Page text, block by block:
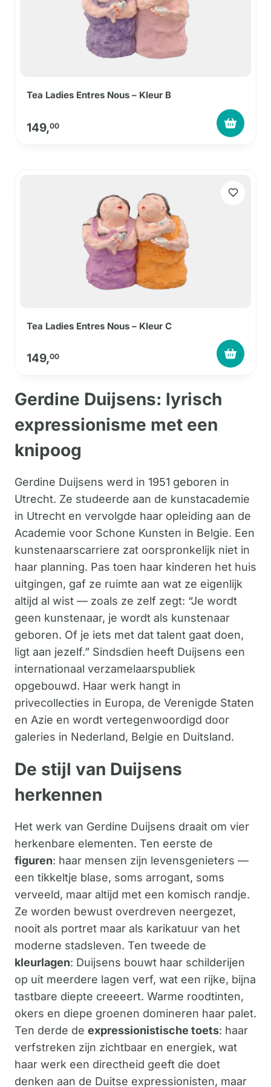
Tea Ladies Entres Nous – Kleur B
149,00
Tea Ladies Entres Nous – Kleur C
149,00
Gerdine Duijsens: lyrisch
expressionisme met een
knipoog
Gerdine Duijsens werd in 1951 geboren in
Utrecht. Ze studeerde aan de kunstacademie
in Utrecht en vervolgde haar opleiding aan de
Academie voor Schone Kunsten in Belgie. Een
kunstenaarscarriere zat oorspronkelijk niet in
haar planning. Pas toen haar kinderen het huis
uitgingen, gaf ze ruimte aan wat ze eigenlijk
altijd al wist — zoals ze zelf zegt: “Je wordt
geen kunstenaar, je wordt als kunstenaar
geboren. Of je iets met dat talent gaat doen,
ligt aan jezelf.” Sindsdien heeft Duijsens een
internationaal verzamelaarspubliek
opgebouwd. Haar werk hangt in
privecollecties in Europa, de Verenigde Staten
en Azie en wordt vertegenwoordigd door
galeries in Nederland, Belgie en Duitsland.
De stijl van Duijsens
herkennen
Het werk van Gerdine Duijsens draait om vier
herkenbare elementen. Ten eerste de
figuren: haar mensen zijn levensgenieters —
een tikkeltje blase, soms arrogant, soms
verveeld, maar altijd met een komisch randje.
Ze worden bewust overdreven neergezet,
nooit als portret maar als karikatuur van het
moderne stadsleven. Ten tweede de
kleurlagen: Duijsens bouwt haar schilderijen
op uit meerdere lagen verf, wat een rijke, bijna
tastbare diepte creeeert. Warme roodtinten,
okers en diepe groenen domineren haar palet.
Ten derde de expressionistische toets: haar
verfstreken zijn zichtbaar en energiek, wat
haar werk een directheid geeft die doet
denken aan de Duitse expressionisten, maar